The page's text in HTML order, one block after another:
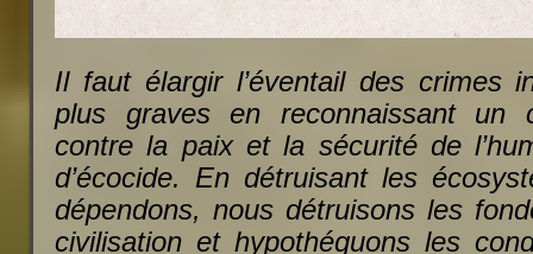
Il faut élargir l’éventail des crimes
plus graves en reconnaissant un
contre la paix et la sécurité de
d’écocide. En détruisant les
dépendons, nous détruisons les
civilisation et hypothéquons les